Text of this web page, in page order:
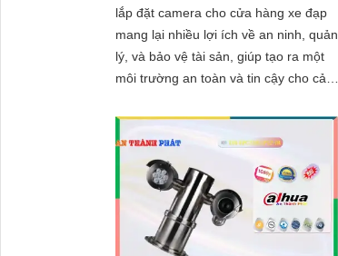
lắp đặt camera cho cửa hàng xe đạp
mang lại nhiều lợi ích về an ninh, quản
lý, và bảo vệ tài sản, giúp tạo ra một
môi trường an toàn và tin cậy cho cả